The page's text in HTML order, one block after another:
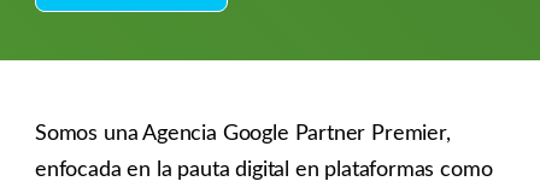
Somos una Agencia Google Partner Premier,
enfocada en la pauta digital en plataformas como